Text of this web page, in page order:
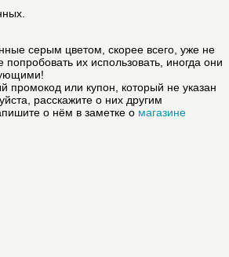
серым цветом, скорее всего, уже не
их использовать, иногда они
промокод или купон, который не указан
расскажите о них другим
о нём в заметке о магазине